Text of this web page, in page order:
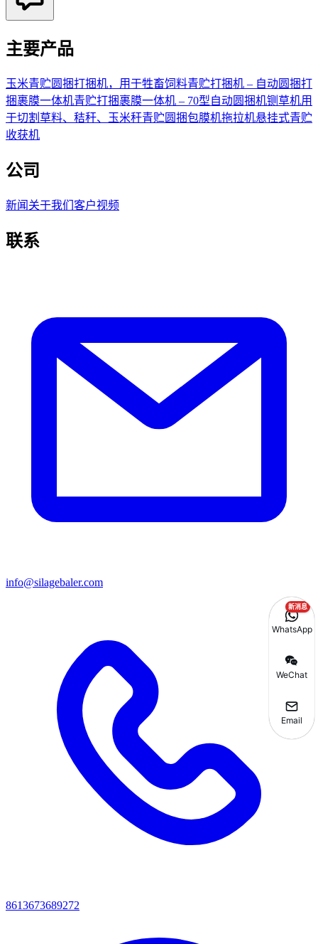
主要产品
玉米青贮圆捆打捆机，用于牲畜饲料青贮打捆机 – 自动圆捆打
捆裹膜一体机青贮打捆裹膜一体机 – 70型自动圆捆机铡草机用
于切割草料、秸秆、玉米秆青贮圆捆包膜机拖拉机悬挂式青贮
收获机
公司
新闻 关于我们 客户视频
联系
info@silagebaler.com
8613673689272
WhatsApp
新消息
WeChat
Email